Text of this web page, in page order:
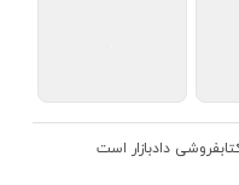
ترین خدمات مجموعه بسیار کامل و
علاوه بر این با بهره گیری از فناوری
دادبازار است